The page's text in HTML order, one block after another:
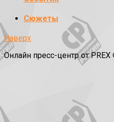
Сюжеты
Наверх
Онлайн пресс-центр от